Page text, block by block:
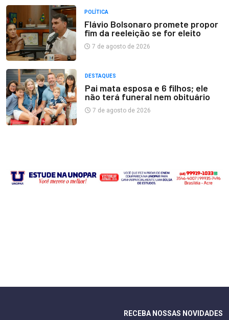
POLÍTICA
Flávio Bolsonaro promete propor
fim da reeleição se for eleito
7 de agosto de 2026
DESTAQUES
Pai mata esposa e 6 filhos; ele
não terá funeral nem obituário
7 de agosto de 2026
RECEBA NOSSAS NOVIDADES